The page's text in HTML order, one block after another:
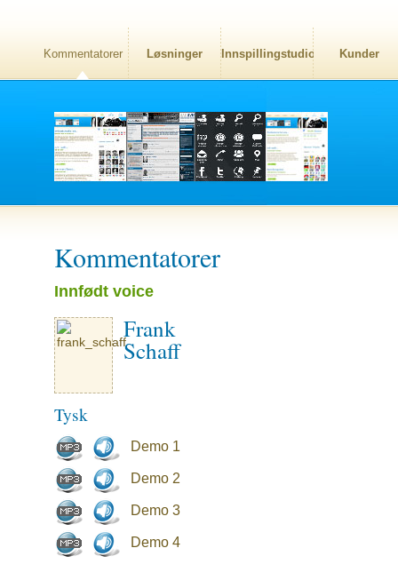
Kommentatorer Løsninger Innspillingstudio Kunder
Kommentatorer
Innfødt voice
Frank
Schaff
Tysk
Demo 1
Demo 2
Demo 3
Demo 4